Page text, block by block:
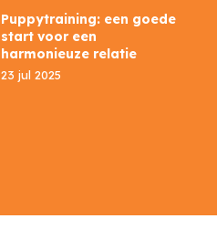
Puppytraining: een goede
start voor een
harmonieuze relatie
23 jul 2025